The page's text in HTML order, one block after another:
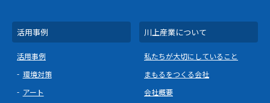
活用事例
活用事例
環境対策
アート
川上産業について
私たちが大切にしていること
まもるをつくる会社
会社概要